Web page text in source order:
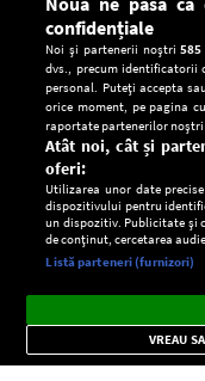
Setări:
Dark
Mode
Radio live,
importante.
confidențiale
Noi și partenerii noștri585
dvs., precum identificatorii
personal. Puteți accepta
orice moment, pe pagina
raportate partenerilor noștri
Atât noi, cât și
oferi:
Utilizarea unor date
dispozitivului pentru
un dispozitiv. Publicitate și
de conținut, cercetarea
Listă parteneri (furnizori)
VREAU